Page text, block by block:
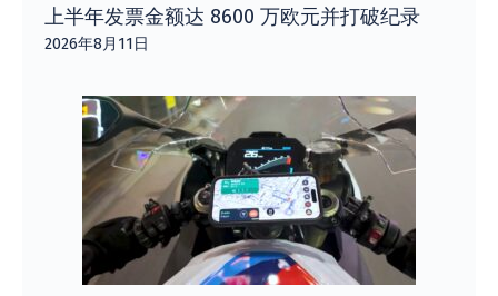
上半年发票金额达 8600 万欧元并打破纪录
2026年8月11日